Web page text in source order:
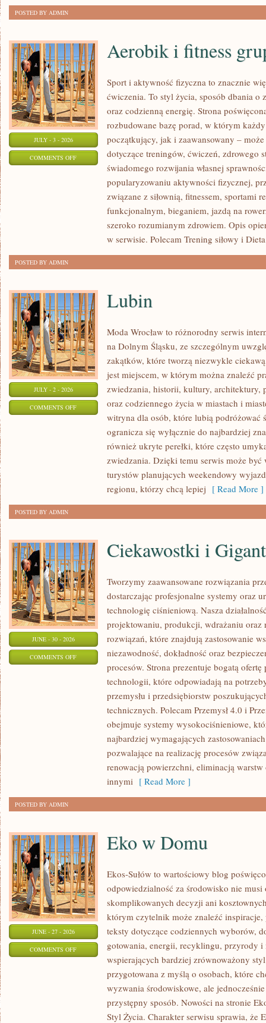
POSTED BY ADMIN
JULY - 3 - 2026
COMMENTS OFFON
Aerobik i fitness
Sport i aktywność fizyczna to znacznie
ćwiczenia. To styl życia, sposób dbania o
oraz codzienną energię. Strona
rozbudowane bazę porad, w którym
początkujący, jak i zaawansowany –
dotyczące treningów, ćwiczeń, zdrowego
świadomego rozwijania własnej
popularyzowaniu aktywności fizycznej,
związane z siłownią, fitnessem, sportami
funkcjonalnym, bieganiem, jazdą na
szeroko rozumianym zdrowiem. Opis
w serwisie. Polecam Trening siłowy i
POSTED BY ADMIN
JULY - 2 - 2026
COMMENTS OFFON
Lubin
Moda Wrocław to różnorodny serwis
na Dolnym Śląsku, ze szczególnym
zakątków, które tworzą niezwykle
jest miejscem, w którym można znaleźć
zwiedzania, historii, kultury, architektury,
oraz codziennego życia w miastach i
witryna dla osób, które lubią podróżować
ogranicza się wyłącznie do najbardziej
również ukryte perełki, które często
zwiedzania. Dzięki temu serwis może
turystów planujących weekendowy
regionu, którzy chcą lepiej [ Read More ]
POSTED BY ADMIN
JUNE - 30 - 2026
COMMENTS OFFON
CIEKAWOSTKI
Ciekawostki i
Tworzymy zaawansowane rozwiązania
dostarczając profesjonalne systemy oraz
technologię ciśnieniową. Nasza
projektowaniu, produkcji, wdrażaniu oraz
rozwiązań, które znajdują zastosowanie
niezawodność, dokładność oraz
procesów. Strona prezentuje bogatą ofertę
technologii, które odpowiadają na
przemysłu i przedsiębiorstw
technicznych. Polecam Przemysł 4.0 i
obejmuje systemy wysokociśnieniowe,
najbardziej wymagających
pozwalające na realizację procesów
renowacją powierzchni, eliminacją
innymi [ Read More ]
POSTED BY ADMIN
JUNE - 27 - 2026
COMMENTS OFFON
Eko w Domu
Ekos-Sułów to wartościowy blog
odpowiedzialność za środowisko nie
skomplikowanych decyzji ani
którym czytelnik może znaleźć inspiracje,
teksty dotyczące codziennych wyborów,
gotowania, energii, recyklingu, przyrody i
wspierających bardziej zrównoważony styl
przygotowana z myślą o osobach, które
wyzwania środowiskowe, ale
przystępny sposób. Nowości na stronie
Styl Życia. Charakter serwisu sprawia, że